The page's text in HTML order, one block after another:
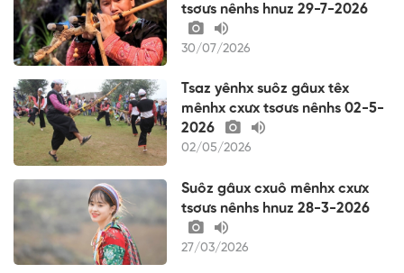
tsơưs nênhs hnuz 29-7-2026
30/07/2026
Tsaz yênhx suôz gâux têx
mênhx cxưx tsơưs nênhs 02-5-
2026
02/05/2026
Suôz gâux cxuô mênhx cxưx
tsơưs nênhs hnuz 28-3-2026
27/03/2026